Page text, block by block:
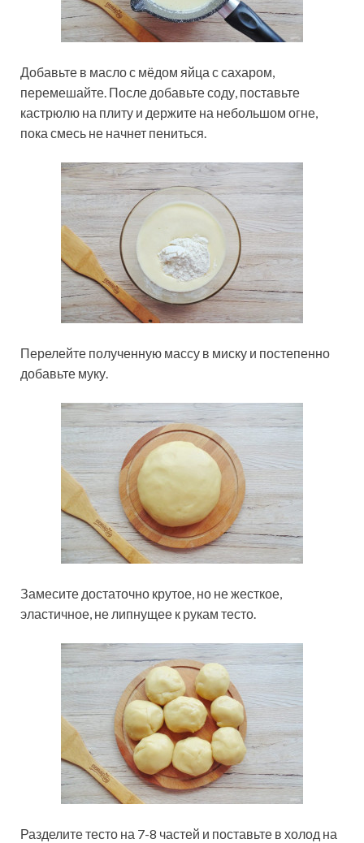
Добавьте в масло с мёдом яйца с сахаром,
перемешайте. После добавьте соду, поставьте
кастрюлю на плиту и держите на небольшом огне,
пока смесь не начнет пениться.
Перелейте полученную массу в миску и постепенно
добавьте муку.
Замесите достаточно крутое, но не жесткое,
эластичное, не липнущее к рукам тесто.
Разделите тесто на 7-8 частей и поставьте в холод на